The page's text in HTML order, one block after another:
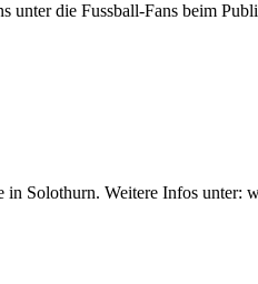
die Fussball-Fans beim
Solothurn. Weitere Infos unter: